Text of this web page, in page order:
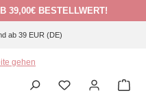
39,00€ BESTELLWERT!
ab 39 EUR (DE)